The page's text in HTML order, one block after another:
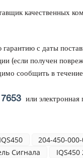
качественных
с даты
(если получен
сообщить в
или электронная
204-450-000-
Сигнала
IQS450